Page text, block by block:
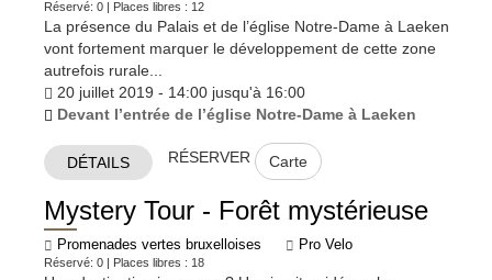
Réservé: 0 | Places libres : 12
La présence du Palais et de l’église Notre-Dame à Laeken
vont fortement marquer le développement de cette zone
autrefois rurale...
20 juillet 2019 - 14:00 jusqu'à 16:00
Devant l’entrée de l’église Notre-Dame à Laeken
DÉTAILS RÉSERVER Carte
Mystery Tour - Forêt mystérieuse
Promenades vertes bruxelloises Pro Velo
Réservé: 0 | Places libres : 18